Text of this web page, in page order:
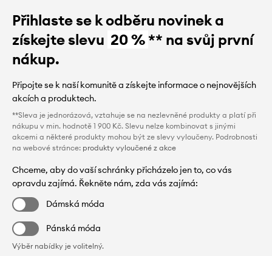
Přihlaste se k odběru novinek a
získejte slevu 20 %** na svůj první
nákup.
Připojte se k naší komunitě a získejte informace o nejnovějších
akcích a produktech.
**Sleva je jednorázová, vztahuje se na nezlevněné produkty a platí při
nákupu v min. hodnotě 1 900 Kč. Slevu nelze kombinovat s jinými
akcemi a některé produkty mohou být ze slevy vyloučeny. Podrobnosti
na webové stránce: produkty vyloučené z akce
Chceme, aby do vaší schránky přicházelo jen to, co vás
opravdu zajímá. Řekněte nám, zda vás zajímá:
Dámská móda
Pánská móda
Výběr nabídky je volitelný.